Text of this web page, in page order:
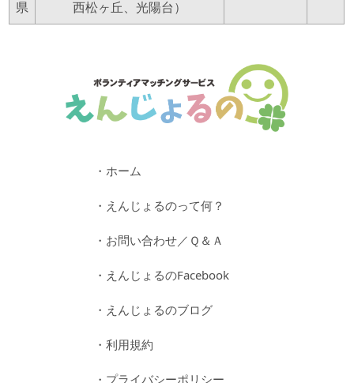
県
西松ヶ丘、光陽台）
・ホーム
・えんじょるのって何？
・お問い合わせ／Ｑ＆Ａ
・えんじょるのFacebook
・えんじょるのブログ
・利用規約
・プライバシーポリシー